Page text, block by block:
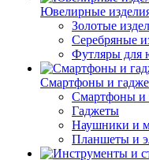
Ювелирные
Золотые
Серебряные
Футляры для
Смартфоны и
Смартфоны и
Гаджеты
Наушники и
Планшеты и